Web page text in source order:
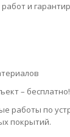
и
– бесплатно!
работы по
покрытий.